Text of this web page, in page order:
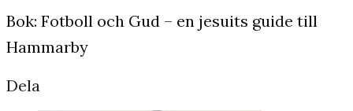
Bok: Fotboll och Gud – en jesuits guide till
Hammarby
Dela